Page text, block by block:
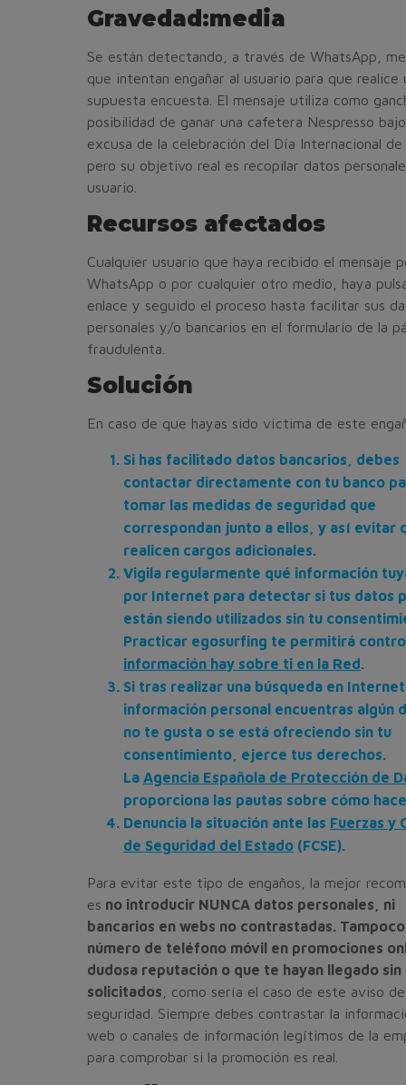
Gravedad:media
Se están detectando, a través de WhatsApp,
que intentan engañar al usuario para que realice
supuesta encuesta. El mensaje utiliza como
posibilidad de ganar una cafetera Nespresso
excusa de la celebración del Día Internacional
pero su objetivo real es recopilar datos
usuario.
Recursos afectados
Cualquier usuario que haya recibido el mensaje
WhatsApp o por cualquier otro medio, haya
enlace y seguido el proceso hasta facilitar sus
personales y/o bancarios en el formulario de la
fraudulenta.
Solución
En caso de que hayas sido víctima de este
Si has facilitado datos bancarios, debes
contactar directamente con tu banco
tomar las medidas de seguridad que
correspondan junto a ellos, y así evitar
realicen cargos adicionales.
Vigila regularmente qué información
por Internet para detectar si tus datos
están siendo utilizados sin tu
Practicar egosurfing te permitirá
información hay sobre ti en la Red.
Si tras realizar una búsqueda en
información personal encuentras algún
no te gusta o se está ofreciendo sin tu
consentimiento, ejerce tus derechos.
La Agencia Española de Protección de
proporciona las pautas sobre cómo
Denuncia la situación ante las Fuerzas y
de Seguridad del Estado (FCSE).
Para evitar este tipo de engaños, la mejor
es no introducir NUNCA datos personales, ni
bancarios en webs no contrastadas.
número de teléfono móvil en promociones
dudosa reputación o que te hayan llegado sin
solicitados , como sería el caso de este aviso de
seguridad. Siempre debes contrastar la
web o canales de información legítimos de la
para comprobar si la promoción es real.